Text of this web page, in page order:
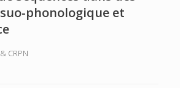
phonologique et
CRPN